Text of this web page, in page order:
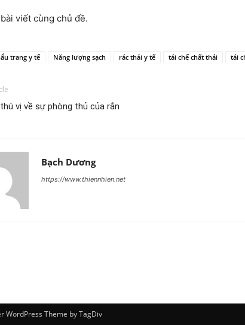
viết cùng chủ đề.
trang y tế Năng lượng sạch rác thải y tế tái chế chất thải tái
vị về sự phòng thủ của rắn
Bạch Dương
https://www.thiennhien.net
WordPress Theme by TagDiv